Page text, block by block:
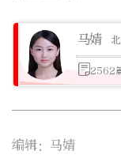
马婧
2562
编辑：马婧